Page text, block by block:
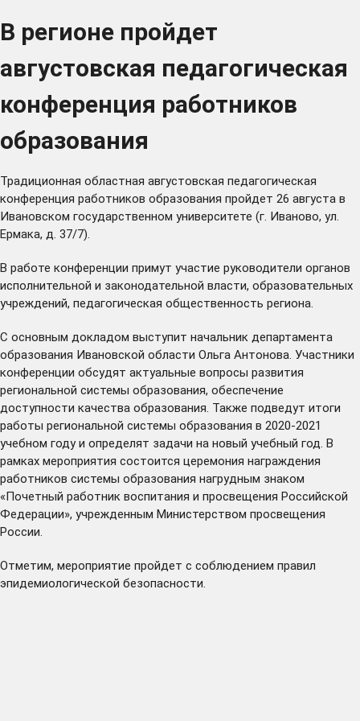
В регионе пройдет
августовская педагогическая
конференция работников
образования
Традиционная областная августовская педагогическая
конференция работников образования пройдет 26 августа в
Ивановском государственном университете (г. Иваново, ул.
Ермака, д. 37/7).
В работе конференции примут участие руководители органов
исполнительной и законодательной власти, образовательных
учреждений, педагогическая общественность региона.
С основным докладом выступит начальник департамента
образования Ивановской области Ольга Антонова. Участники
конференции обсудят актуальные вопросы развития
региональной системы образования, обеспечение
доступности качества образования. Также подведут итоги
работы региональной системы образования в 2020-2021
учебном году и определят задачи на новый учебный год. В
рамках мероприятия состоится церемония награждения
работников системы образования нагрудным знаком
«Почетный работник воспитания и просвещения Российской
Федерации», учрежденным Министерством просвещения
России.
Отметим, мероприятие пройдет с соблюдением правил
эпидемиологической безопасности.